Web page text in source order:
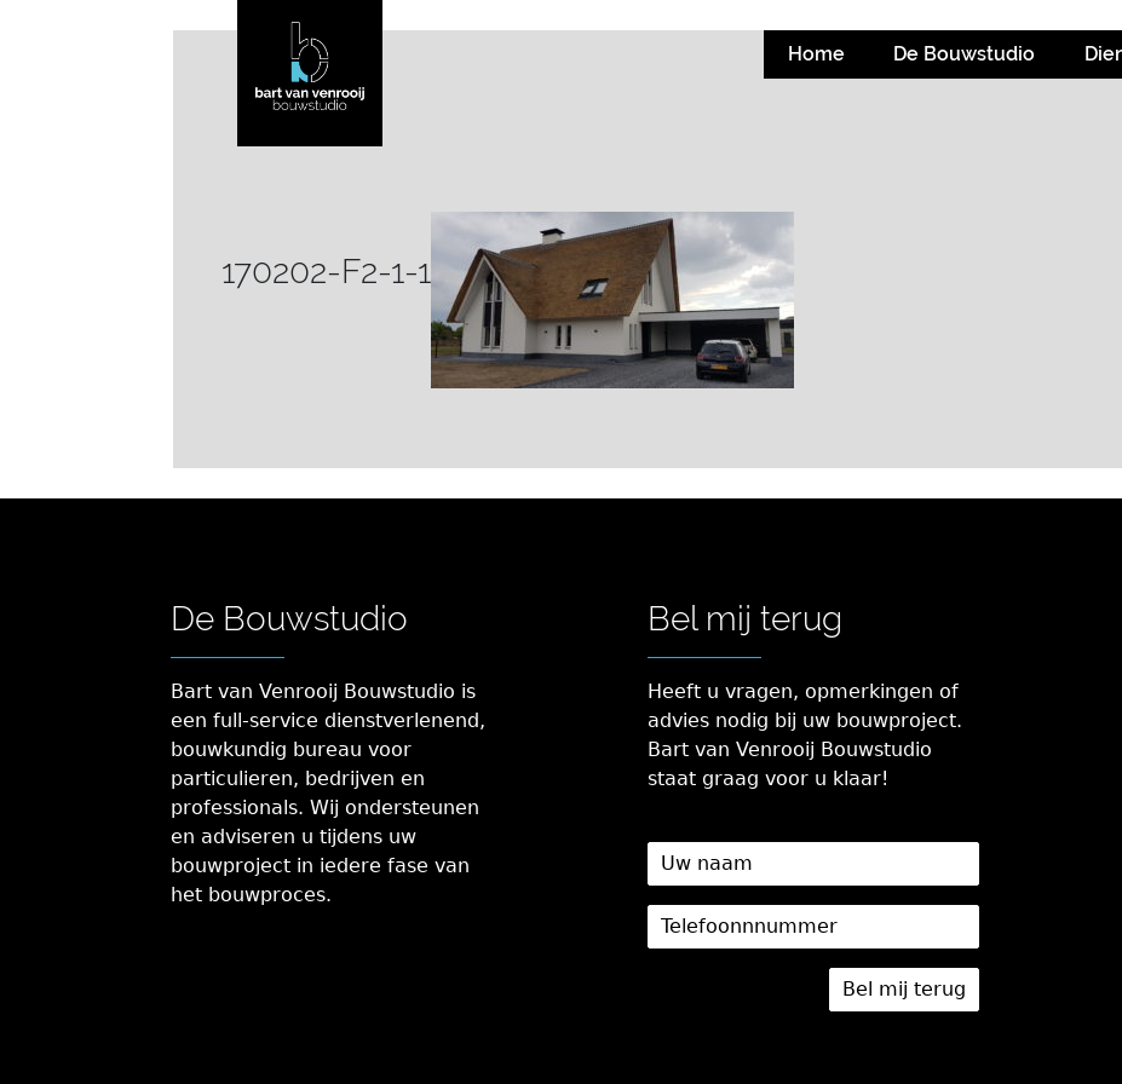
Home De Bouwstudio
170202-F2-1-1
De Bouwstudio
Bart van Venrooij Bouwstudio is
een full-service dienstverlenend,
bouwkundig bureau voor
particulieren, bedrijven en
professionals. Wij ondersteunen
en adviseren u tijdens uw
bouwproject in iedere fase van
het bouwproces.
Bel mij terug
Heeft u vragen, opmerkingen of
advies nodig bij uw bouwproject.
Bart van Venrooij Bouwstudio
staat graag voor u klaar!